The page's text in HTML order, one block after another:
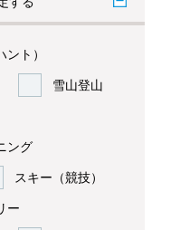
ト）
雪山登山
ング
スキー（競技）
ー